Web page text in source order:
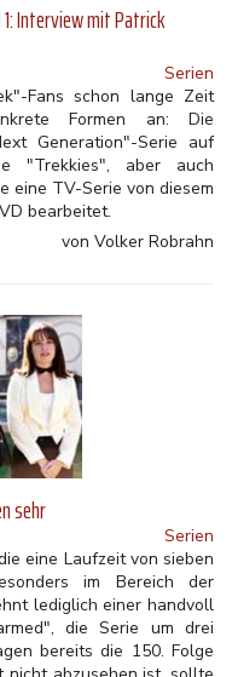
Interview mit Patrick
Serien
Fans schon lange Zeit
Formen an: Die
Generation"-Serie auf
"Trekkies", aber auch
eine TV-Serie von diesem
bearbeitet.
von Volker Robrahn
sehr
Serien
eine Laufzeit von sieben
im Bereich der
lediglich einer handvoll
die Serie um drei
bereits die 150. Folge